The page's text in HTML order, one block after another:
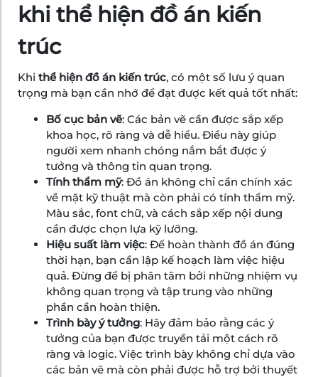
khi thể hiện đồ án kiến
trúc
Khi thể hiện đồ án kiến trúc, có một số lưu ý quan
trọng mà bạn cần nhớ để đạt được kết quả tốt nhất:
Bố cục bản vẽ: Các bản vẽ cần được sắp xếp
khoa học, rõ ràng và dễ hiểu. Điều này giúp
người xem nhanh chóng nắm bắt được ý
tưởng và thông tin quan trọng.
Tính thẩm mỹ: Đồ án không chỉ cần chính xác
về mặt kỹ thuật mà còn phải có tính thẩm mỹ.
Màu sắc, font chữ, và cách sắp xếp nội dung
cần được chọn lựa kỹ lưỡng.
Hiệu suất làm việc: Để hoàn thành đồ án đúng
thời hạn, bạn cần lập kế hoạch làm việc hiệu
quả. Đừng để bị phân tâm bởi những nhiệm vụ
không quan trọng và tập trung vào những
phần cần hoàn thiện.
Trình bày ý tưởng: Hãy đảm bảo rằng các ý
tưởng của bạn được truyền tải một cách rõ
ràng và logic. Việc trình bày không chỉ dựa vào
các bản vẽ mà còn phải được hỗ trợ bởi thuyết